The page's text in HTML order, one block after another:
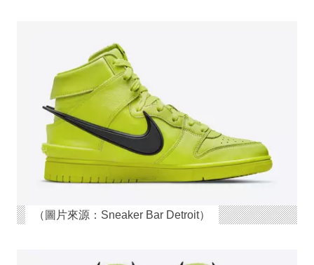
（圖片來源：Sneaker Bar Detroit）